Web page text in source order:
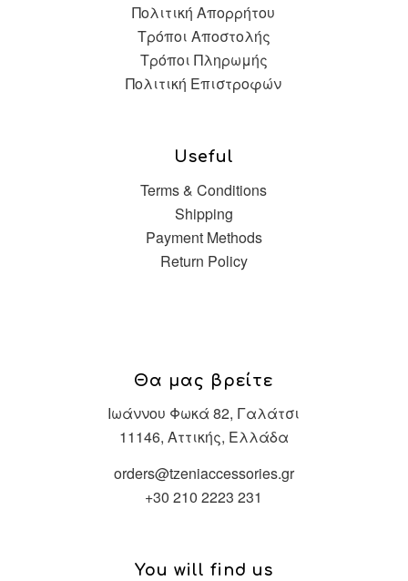
Πολιτική Απορρήτου
Τρόποι Αποστολής
Τρόποι Πληρωμής
Πολιτική Επιστροφών
Useful
Terms & Conditions
Shipping
Payment Methods
Return Policy
Θα μας βρείτε
Ιωάννου Φωκά 82, Γαλάτσι
11146, Αττικής, Ελλάδα
orders@tzeniaccessories.gr
+30 210 2223 231
You will find us